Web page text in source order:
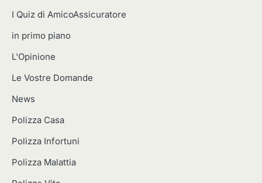
I Quiz di AmicoAssicuratore
in primo piano
L'Opinione
Le Vostre Domande
News
Polizza Casa
Polizza Infortuni
Polizza Malattia